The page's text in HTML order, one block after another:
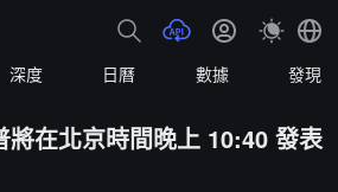
深度 日曆 數據 發現
將在北京時間晚上 10:40 發表